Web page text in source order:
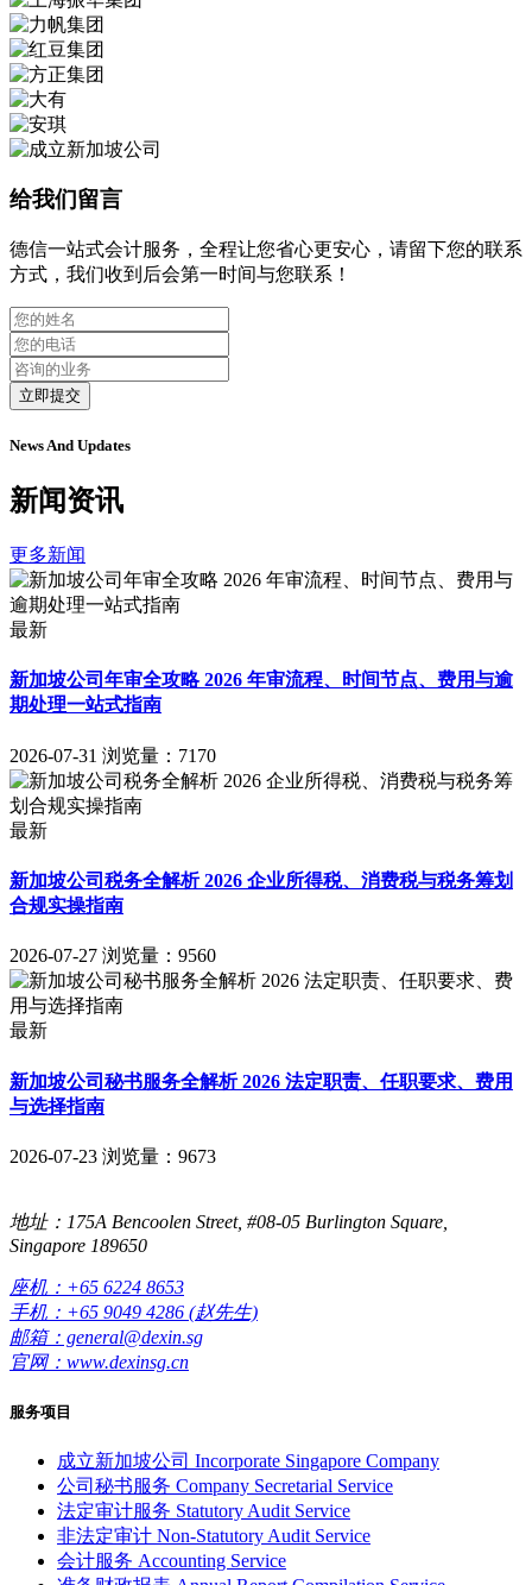
给我们留言
德信一站式会计服务，全程让您省心更安心，请留下您的联系
方式，我们收到后会第一时间与您联系！
立即提交
News And Updates
新闻资讯
更多新闻
最新
新加坡公司年审全攻略 2026 年审流程、时间节点、费用与逾
期处理一站式指南
2026-07-31 浏览量：7170
最新
新加坡公司税务全解析 2026 企业所得税、消费税与税务筹划
合规实操指南
2026-07-27 浏览量：9560
最新
新加坡公司秘书服务全解析 2026 法定职责、任职要求、费用
与选择指南
2026-07-23 浏览量：9673
地址：175A Bencoolen Street, #08-05 Burlington Square,
Singapore 189650
座机：+65 6224 8653
手机：+65 9049 4286 (赵先生)
邮箱：general@dexin.sg
官网：www.dexinsg.cn
服务项目
成立新加坡公司 Incorporate Singapore Company
公司秘书服务 Company Secretarial Service
法定审计服务 Statutory Audit Service
非法定审计 Non-Statutory Audit Service
会计服务 Accounting Service